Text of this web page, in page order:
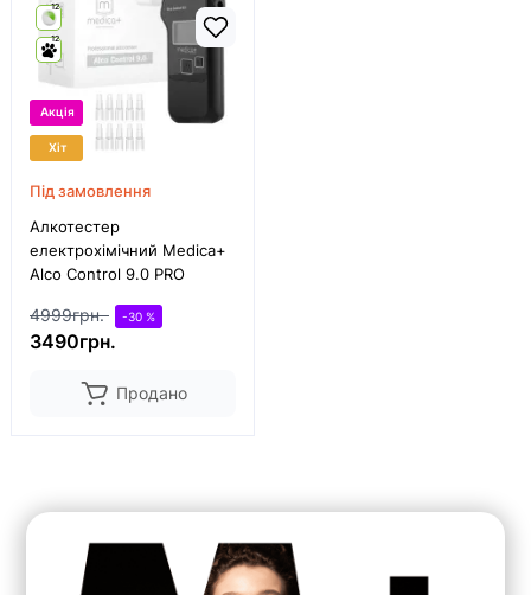
12
12
Акція
Хіт
Під замовлення
Алкотестер
електрохімічний Medica+
Alco Control 9.0 PRO
4999грн. -30 %
3490грн.
Продано